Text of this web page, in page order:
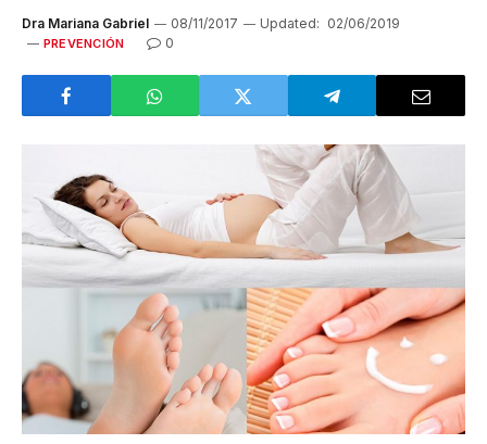
Dra Mariana Gabriel 08/11/2017 Updated: 02/06/2019
PREVENCIÓN 0